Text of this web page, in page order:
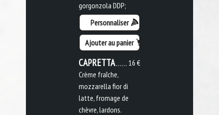
gorgonzola DDP;
Personnaliser
Ajouter au panier
16 €
CAPRETTA
Crème fraîche,
mozzarella fior di
latte, fromage de
chèvre, lardons.